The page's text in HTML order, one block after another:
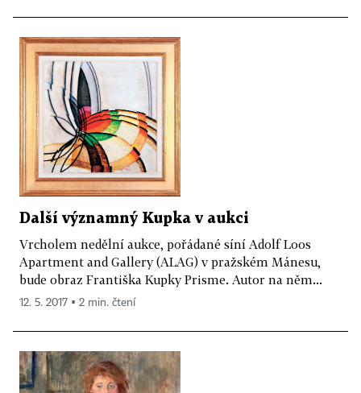
Další významný Kupka v aukci
Vrcholem nedělní aukce, pořádané síní Adolf Loos
Apartment and Gallery (ALAG) v pražském Mánesu,
bude obraz Františka Kupky Prisme. Autor na něm...
12. 5. 2017 ▪ 2 min. čtení